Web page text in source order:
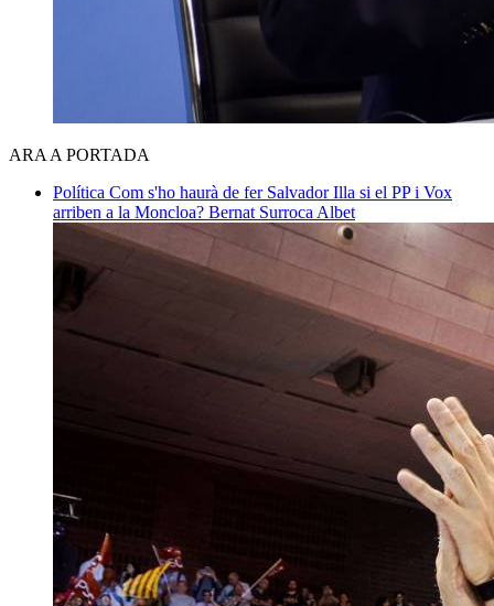
ARA A PORTADA
Política Com s'ho haurà de fer Salvador Illa si el PP i Vox
arriben a la Moncloa? Bernat Surroca Albet